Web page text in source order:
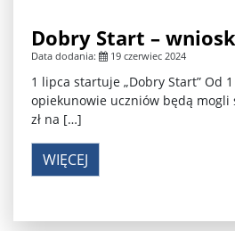
Dobry Start –
Data dodania: 19 czerwiec 2024
1 lipca startuje „Dobry Start” Od
opiekunowie uczniów będą mogli
zł na […]
WIĘCEJ